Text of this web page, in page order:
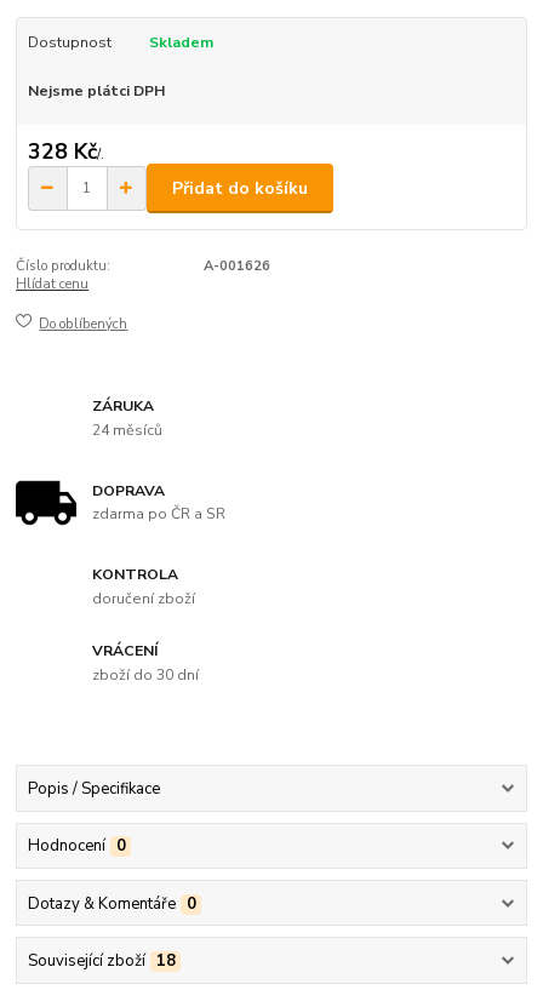
Dostupnost Skladem
Nejsme plátci DPH
328 Kč/.
Přidat do košíku
Číslo produktu:
A-001626
Hlídat cenu
Do oblíbených
ZÁRUKA
24 měsíců
DOPRAVA
zdarma po ČR a SR
KONTROLA
doručení zboží
VRÁCENÍ
zboží do 30 dní
Popis / Specifikace
Hodnocení 0
Dotazy & Komentáře 0
Související zboží 18